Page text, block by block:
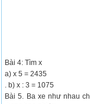
Bài 4: Tìm x
a) x 5 = 2435
. b) x : 3 = 1075
Bài 5. Ba xe như nhau